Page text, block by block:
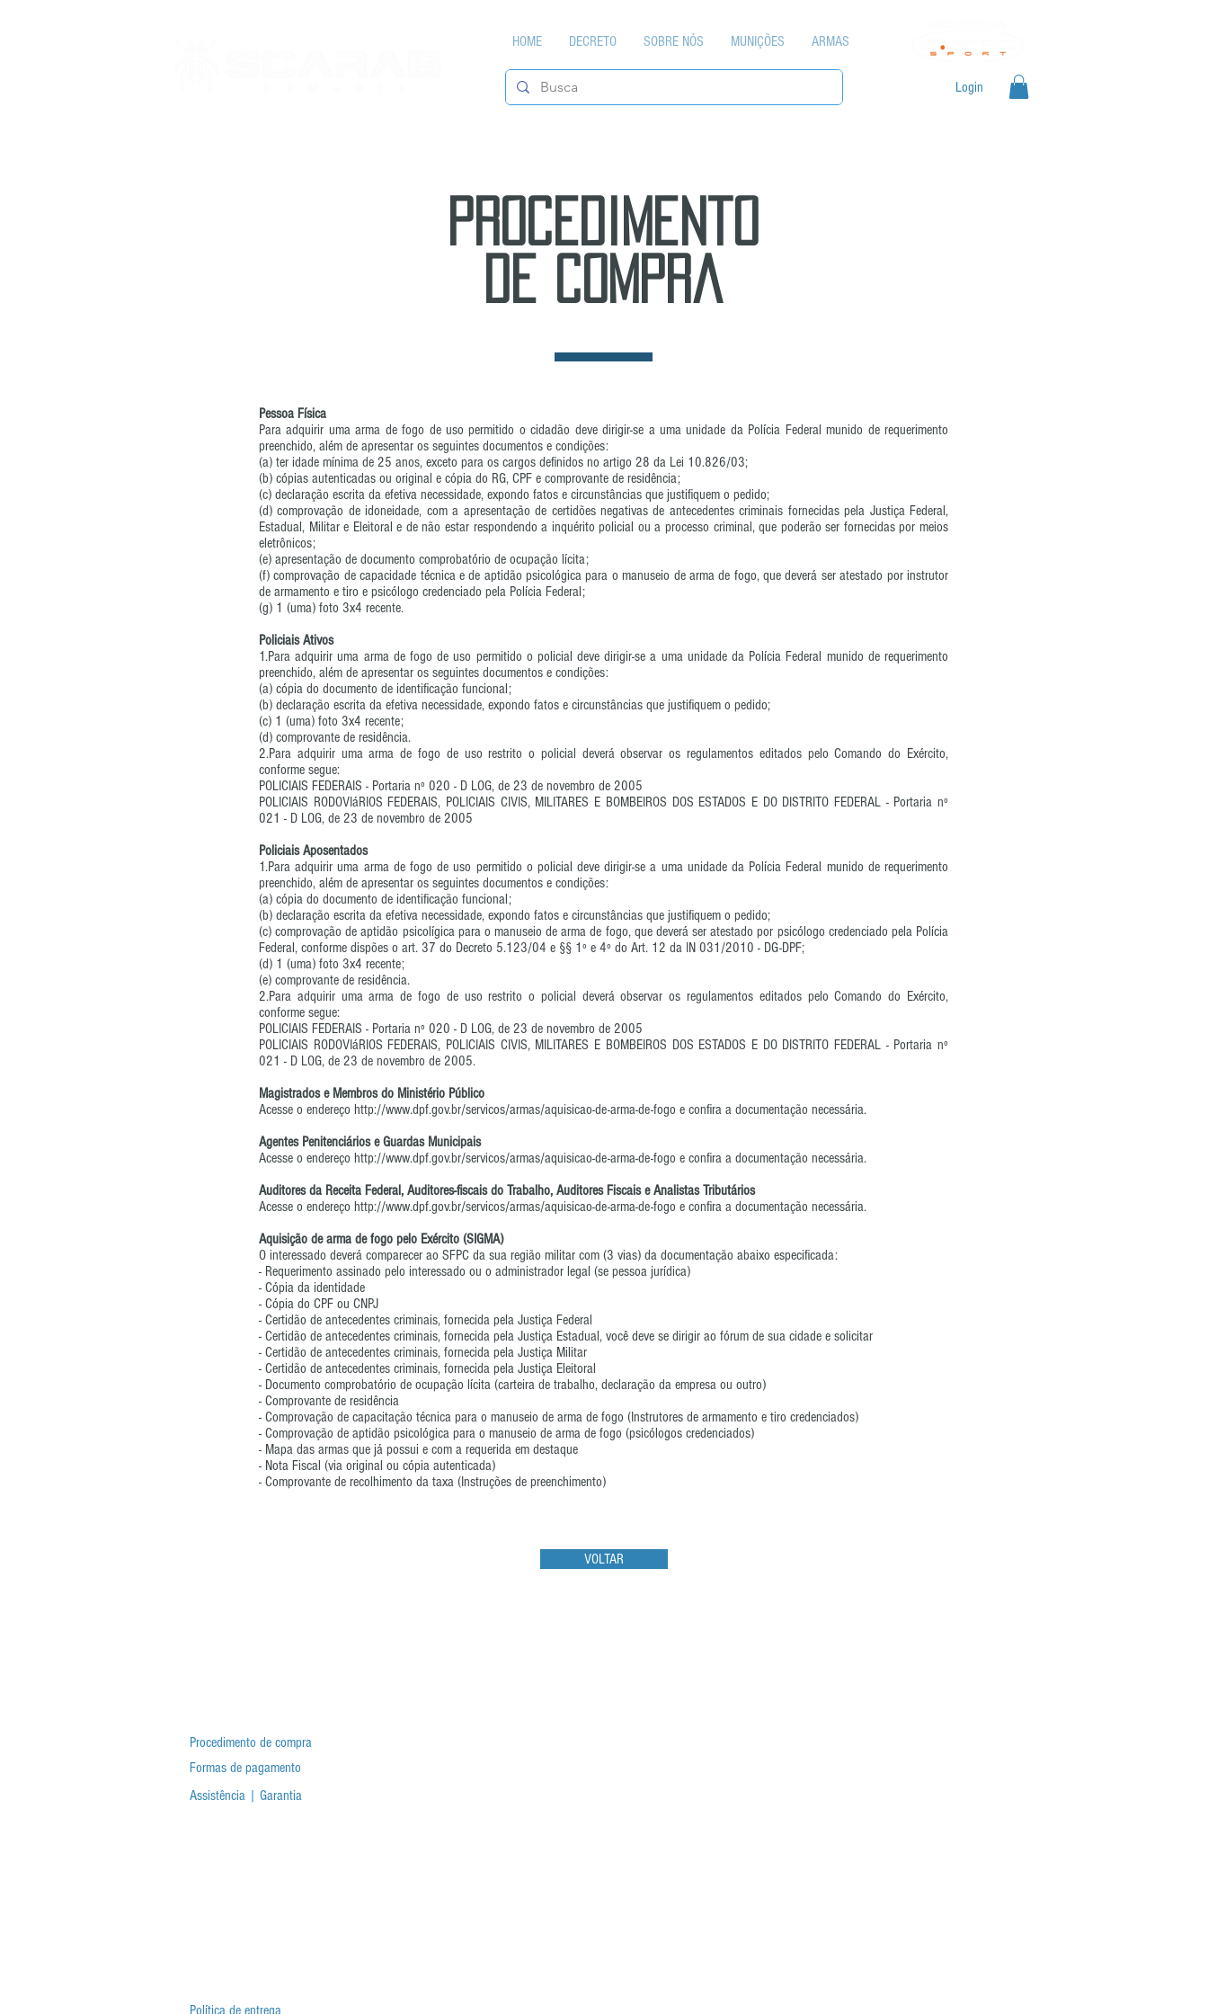
HOME DECRETO SOBRE NÓS MUNIÇÕES ARMAS
Login
procedimento
de compra
Pessoa Física
Para adquirir uma arma de fogo de uso permitido o cidadão deve dirigir-se a uma unidade da Polícia Federal munido de requerimento
preenchido, além de apresentar os seguintes documentos e condições:
(a) ter idade mínima de 25 anos, exceto para os cargos definidos no artigo 28 da Lei 10.826/03;
(b) cópias autenticadas ou original e cópia do RG, CPF e comprovante de residência;
(c) declaração escrita da efetiva necessidade, expondo fatos e circunstâncias que justifiquem o pedido;
(d) comprovação de idoneidade, com a apresentação de certidões negativas de antecedentes criminais fornecidas pela Justiça Federal,
Estadual, Militar e Eleitoral e de não estar respondendo a inquérito policial ou a processo criminal, que poderão ser fornecidas por meios
eletrônicos;
(e) apresentação de documento comprobatório de ocupação lícita;
(f) comprovação de capacidade técnica e de aptidão psicológica para o manuseio de arma de fogo, que deverá ser atestado por instrutor
de armamento e tiro e psicólogo credenciado pela Polícia Federal;
(g) 1 (uma) foto 3x4 recente.
Policiais Ativos
1.Para adquirir uma arma de fogo de uso permitido o policial deve dirigir-se a uma unidade da Polícia Federal munido de requerimento
preenchido, além de apresentar os seguintes documentos e condições:
(a) cópia do documento de identificação funcional;
(b) declaração escrita da efetiva necessidade, expondo fatos e circunstâncias que justifiquem o pedido;
(c) 1 (uma) foto 3x4 recente;
(d) comprovante de residência.
2.Para adquirir uma arma de fogo de uso restrito o policial deverá observar os regulamentos editados pelo Comando do Exército,
conforme segue:
POLICIAIS FEDERAIS - Portaria nº 020 - D LOG, de 23 de novembro de 2005
POLICIAIS RODOVIáRIOS FEDERAIS, POLICIAIS CIVIS, MILITARES E BOMBEIROS DOS ESTADOS E DO DISTRITO FEDERAL - Portaria nº
021 - D LOG, de 23 de novembro de 2005
Policiais Aposentados
1.Para adquirir uma arma de fogo de uso permitido o policial deve dirigir-se a uma unidade da Polícia Federal munido de requerimento
preenchido, além de apresentar os seguintes documentos e condições:
(a) cópia do documento de identificação funcional;
(b) declaração escrita da efetiva necessidade, expondo fatos e circunstâncias que justifiquem o pedido;
(c) comprovação de aptidão psicolígica para o manuseio de arma de fogo, que deverá ser atestado por psicólogo credenciado pela Polícia
Federal, conforme dispões o art. 37 do Decreto 5.123/04 e §§ 1º e 4º do Art. 12 da IN 031/2010 - DG-DPF;
(d) 1 (uma) foto 3x4 recente;
(e) comprovante de residência.
2.Para adquirir uma arma de fogo de uso restrito o policial deverá observar os regulamentos editados pelo Comando do Exército,
conforme segue:
POLICIAIS FEDERAIS - Portaria nº 020 - D LOG, de 23 de novembro de 2005
POLICIAIS RODOVIáRIOS FEDERAIS, POLICIAIS CIVIS, MILITARES E BOMBEIROS DOS ESTADOS E DO DISTRITO FEDERAL - Portaria nº
021 - D LOG, de 23 de novembro de 2005.
Magistrados e Membros do Ministério Público
Acesse o endereço http://www.dpf.gov.br/servicos/armas/aquisicao-de-arma-de-fogo e confira a documentação necessária.
Agentes Penitenciários e Guardas Municipais
Acesse o endereço http://www.dpf.gov.br/servicos/armas/aquisicao-de-arma-de-fogo e confira a documentação necessária.
Auditores da Receita Federal, Auditores-fiscais do Trabalho, Auditores Fiscais e Analistas Tributários
Acesse o endereço http://www.dpf.gov.br/servicos/armas/aquisicao-de-arma-de-fogo e confira a documentação necessária.
Aquisição de arma de fogo pelo Exército (SIGMA)
O interessado deverá comparecer ao SFPC da sua região militar com (3 vias) da documentação abaixo especificada:
- Requerimento assinado pelo interessado ou o administrador legal (se pessoa jurídica)
- Cópia da identidade
- Cópia do CPF ou CNPJ
- Certidão de antecedentes criminais, fornecida pela Justiça Federal
- Certidão de antecedentes criminais, fornecida pela Justiça Estadual, você deve se dirigir ao fórum de sua cidade e solicitar
- Certidão de antecedentes criminais, fornecida pela Justiça Militar
- Certidão de antecedentes criminais, fornecida pela Justiça Eleitoral
- Documento comprobatório de ocupação lícita (carteira de trabalho, declaração da empresa ou outro)
- Comprovante de residência
- Comprovação de capacitação técnica para o manuseio de arma de fogo (Instrutores de armamento e tiro credenciados)
- Comprovação de aptidão psicológica para o manuseio de arma de fogo (psicólogos credenciados)
- Mapa das armas que já possui e com a requerida em destaque
- Nota Fiscal (via original ou cópia autenticada)
- Comprovante de recolhimento da taxa (Instruções de preenchimento)
VOLTAR
Procedimento de compra
Formas de pagamento
Assistência | Garantia